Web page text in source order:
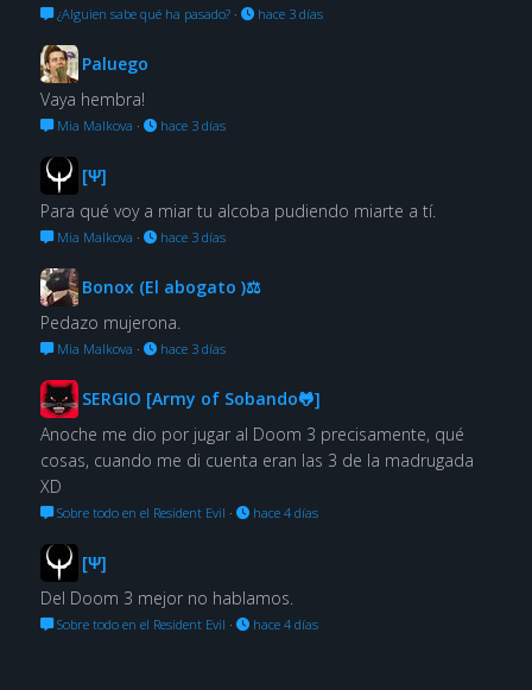
¿Alguien sabe qué ha pasado?· hace 3 días
Paluego
Vaya hembra!
Mia Malkova · hace 3 días
[Ψ]
Para qué voy a miar tu alcoba pudiendo miarte a tí.
Mia Malkova · hace 3 días
Bonox (El abogato )⚖
Pedazo mujerona.
Mia Malkova · hace 3 días
SERGIO [Army of Sobando🐸]
Anoche me dio por jugar al Doom 3 precisamente, qué
cosas, cuando me di cuenta eran las 3 de la madrugada
XD
Sobre todo en el Resident Evil · hace 4 días
[Ψ]
Del Doom 3 mejor no hablamos.
Sobre todo en el Resident Evil · hace 4 días